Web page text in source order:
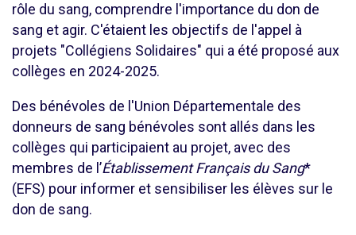
rôle du sang, comprendre l'importance du don de
sang et agir. C'étaient les objectifs de l'appel à
projets "Collégiens Solidaires" qui a été proposé aux
collèges en 2024-2025.
Des bénévoles de l'Union Départementale des
donneurs de sang bénévoles sont allés dans les
collèges qui participaient au projet, avec des
membres de l’Établissement Français du Sang*
(EFS) pour informer et sensibiliser les élèves sur le
don de sang.